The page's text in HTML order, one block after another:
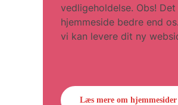
vedligeholdelse. Obs!
hjemmeside bedre end
vi kan levere dit ny
Læs mere om hjemmesider